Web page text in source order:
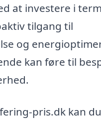
at investere i
tilgang til
og
kan føre til
pris.dk kan